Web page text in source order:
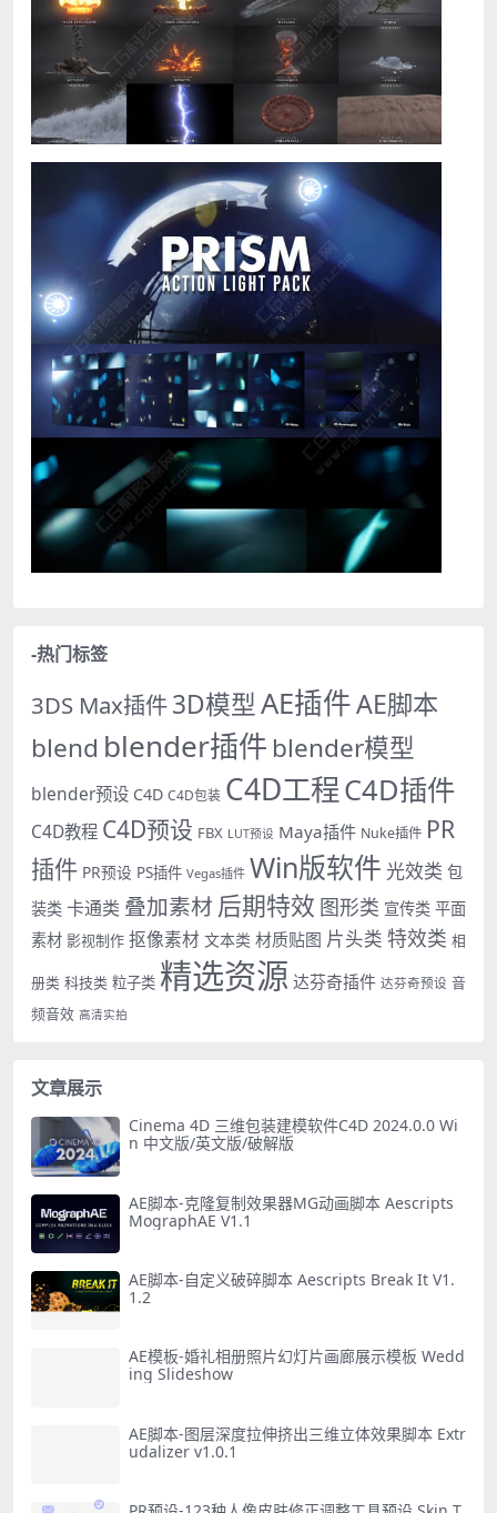
-热门标签
3DS Max插件3D模型AE插件AE脚本
blend blender插件 blender模型
blender预设 C4D C4D包装 C4D工程C4D插件
C4D教程 C4D预设 FBX LUT预设 Maya插件 Nuke插件 PR
插件 PR预设 PS插件 Vegas插件 Win版软件 光效类 包
装类 卡通类 叠加素材 后期特效 图形类 宣传类 平面
素材 影视制作 抠像素材 文本类 材质贴图 片头类 特效类 相
册类 科技类 粒子类 精选资源 达芬奇插件 达芬奇预设 音
频音效 高清实拍
文章展示
Cinema 4D 三维包装建模软件C4D 2024.0.0 Wi
n 中文版/英文版/破解版
AE脚本-克隆复制效果器MG动画脚本 Aescripts
MographAE V1.1
AE脚本-自定义破碎脚本 Aescripts Break It V1.
1.2
AE模板-婚礼相册照片幻灯片画廊展示模板 Wedd
ing Slideshow
AE脚本-图层深度拉伸挤出三维立体效果脚本 Extr
udalizer v1.0.1